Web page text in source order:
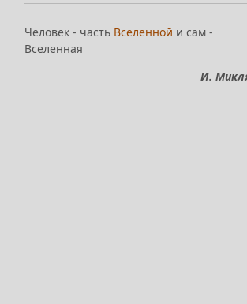
Человек - часть Вселенной и сам -
Вселенная
И.